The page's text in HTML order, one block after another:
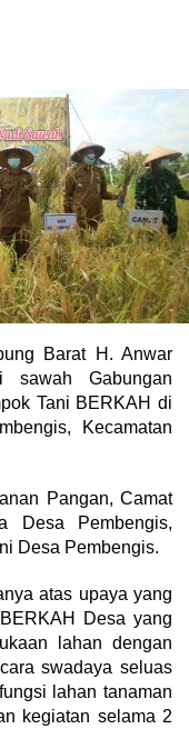
Barat H. Anwar
sawah Gabungan
Tani BERKAH di
Kecamatan
Pangan, Camat
Desa Pembengis,
Desa Pembengis.
atas upaya yang
Desa yang
lahan dengan
swadaya seluas
lahan tanaman
kegiatan selama 2